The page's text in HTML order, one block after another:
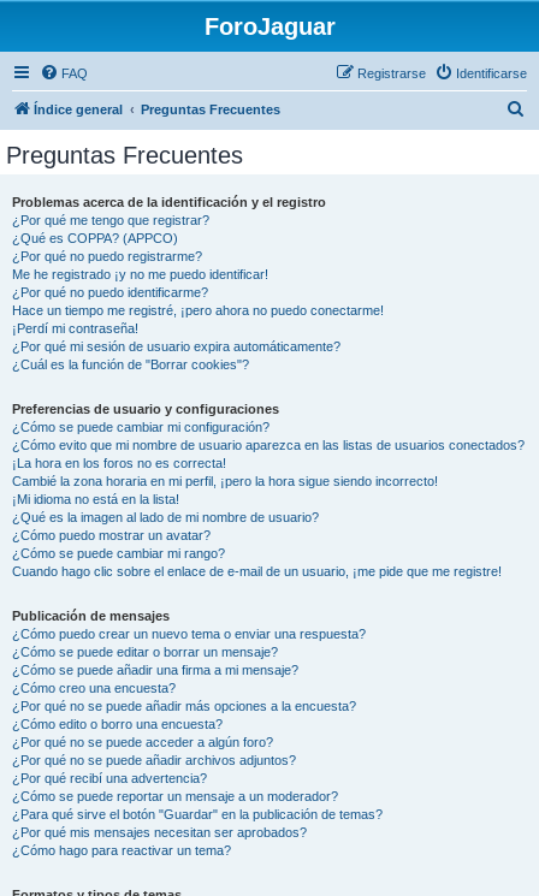
ForoJaguar
FAQ Identificarse
Registrarse
Índice general Preguntas Frecuentes
Preguntas Frecuentes
Problemas acerca de la identificación y el registro
¿Por qué me tengo que registrar?
¿Qué es COPPA? (APPCO)
¿Por qué no puedo registrarme?
Me he registrado ¡y no me puedo identificar!
¿Por qué no puedo identificarme?
Hace un tiempo me registré, ¡pero ahora no puedo conectarme!
¡Perdí mi contraseña!
¿Por qué mi sesión de usuario expira automáticamente?
¿Cuál es la función de "Borrar cookies"?
Preferencias de usuario y configuraciones
¿Cómo se puede cambiar mi configuración?
¿Cómo evito que mi nombre de usuario aparezca en las listas de usuarios conectados?
¡La hora en los foros no es correcta!
Cambié la zona horaria en mi perfil, ¡pero la hora sigue siendo incorrecto!
¡Mi idioma no está en la lista!
¿Qué es la imagen al lado de mi nombre de usuario?
¿Cómo puedo mostrar un avatar?
¿Cómo se puede cambiar mi rango?
Cuando hago clic sobre el enlace de e-mail de un usuario, ¡me pide que me registre!
Publicación de mensajes
¿Cómo puedo crear un nuevo tema o enviar una respuesta?
¿Cómo se puede editar o borrar un mensaje?
¿Cómo se puede añadir una firma a mi mensaje?
¿Cómo creo una encuesta?
¿Por qué no se puede añadir más opciones a la encuesta?
¿Cómo edito o borro una encuesta?
¿Por qué no se puede acceder a algún foro?
¿Por qué no se puede añadir archivos adjuntos?
¿Por qué recibí una advertencia?
¿Cómo se puede reportar un mensaje a un moderador?
¿Para qué sirve el botón "Guardar" en la publicación de temas?
¿Por qué mis mensajes necesitan ser aprobados?
¿Cómo hago para reactivar un tema?